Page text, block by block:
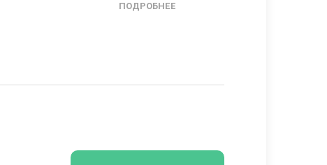
ПОДРОБНЕЕ